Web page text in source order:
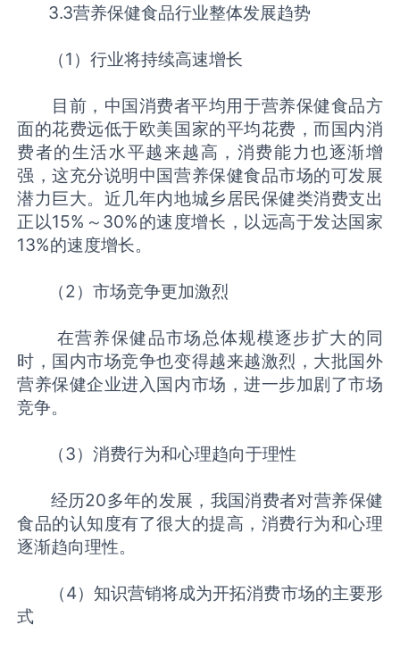
3.3营养保健食品行业整体发展趋势
（1）行业将持续高速增长
目前，中国消费者平均用于营养保健食品方
面的花费远低于欧美国家的平均花费，而国内消
费者的生活水平越来越高，消费能力也逐渐增
强，这充分说明中国营养保健食品市场的可发展
潜力巨大。近几年内地城乡居民保健类消费支出
正以15%～30%的速度增长，以远高于发达国家
13%的速度增长。
（2）市场竞争更加激烈
在营养保健品市场总体规模逐步扩大的同
时，国内市场竞争也变得越来越激烈，大批国外
营养保健企业进入国内市场，进一步加剧了市场
竞争。
（3）消费行为和心理趋向于理性
经历20多年的发展，我国消费者对营养保健
食品的认知度有了很大的提高，消费行为和心理
逐渐趋向理性。
（4）知识营销将成为开拓消费市场的主要形
式